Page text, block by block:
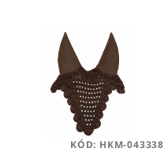
KÓD: HKM-043338